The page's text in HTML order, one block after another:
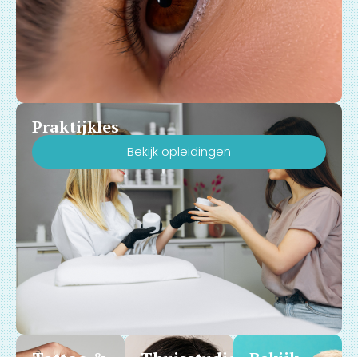
Praktijkles
Bekijk opleidingen